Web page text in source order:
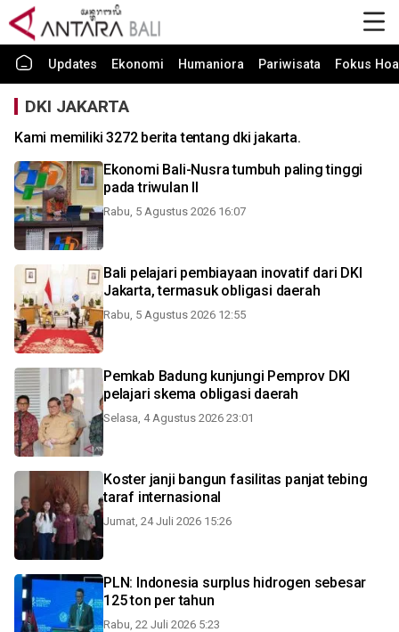
Updates Ekonomi Humaniora Pariwisata Fokus
DKI JAKARTA
Kami memiliki 3272 berita tentang dki jakarta.
Ekonomi Bali-Nusra tumbuh paling tinggi
pada triwulan II
Rabu, 5 Agustus 2026 16:07
Bali pelajari pembiayaan inovatif dari DKI
Jakarta, termasuk obligasi daerah
Rabu, 5 Agustus 2026 12:55
Pemkab Badung kunjungi Pemprov DKI
pelajari skema obligasi daerah
Selasa, 4 Agustus 2026 23:01
Koster janji bangun fasilitas panjat tebing
taraf internasional
Jumat, 24 Juli 2026 15:26
PLN: Indonesia surplus hidrogen sebesar
125 ton per tahun
Rabu, 22 Juli 2026 5:23